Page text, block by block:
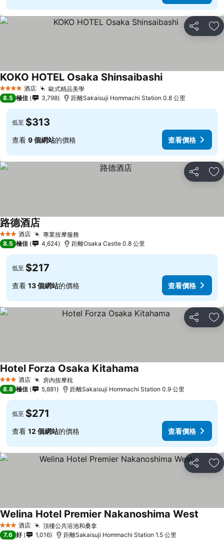
分享 放
4 星級 酒店 歐式精品美學查看價格
KOKO HOTEL Osaka Shinsaibashi查看價格
8.5 極佳 3,798 距離Sakaisuji Hommachi Station 0.8 公里
低至 $313
查看 9 個網站的價格 查看價格
分享 放
3 星級 酒店 專業按摩服務
路德酒店
8.5 極佳 4,624 距離Osaka Castle 0.8 公里
低至 $217
查看 13 個網站的價格 查看價格
分享 放
3 星級 酒店 房內按摩枕查看價格
Hotel Forza Osaka Kitahama
8.8 極佳 5,881 距離Sakaisuji Hommachi Station 0.9 公里
低至 $271
查看 12 個網站的價格 查看價格
分享 放
3 星級 酒店 頂樓公共浴池和桑拿查看價格
Welina Hotel Premier Nakanoshima West
7.6 好 1,016 距離Sakaisuji Hommachi Station 1.5 公里